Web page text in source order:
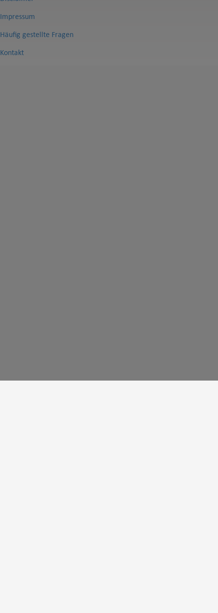
Impressum
Häufig gestellte Fragen
Kontakt